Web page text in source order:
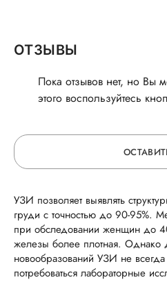
ОТЗЫВЫ
Пока отзывов нет, но Вы
этого воспользуйтесь
ОСТАВЬТЕ ОТЗЫВ
ОБ УСЛУГЕ
УЗИ позволяет выявлять
груди с точностью до 90-95%.
при обследовании женщин до
железы более плотная. Однако
новообразований УЗИ не всегда
потребоваться лабораторные